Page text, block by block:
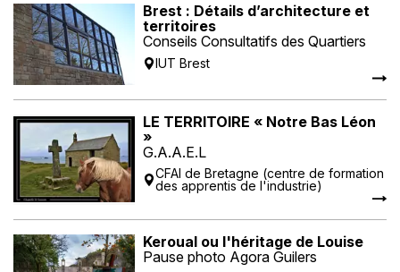
Brest : Détails d’architecture et
territoires
Conseils Consultatifs des Quartiers
IUT Brest
LE TERRITOIRE « Notre Bas Léon
»
G.A.A.E.L
CFAI de Bretagne (centre de formation
des apprentis de l'industrie)
Keroual ou l'héritage de Louise
Pause photo Agora Guilers